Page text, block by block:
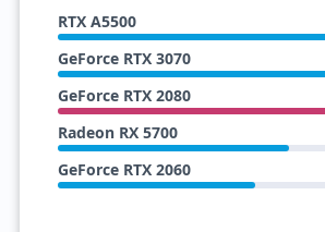
RTX A5500
GeForce RTX 3070
GeForce RTX 2080
Radeon RX 5700
GeForce RTX 2060